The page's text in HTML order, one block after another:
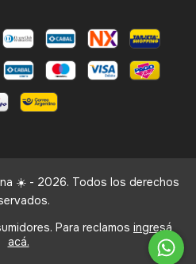
☀️ - 2026. Todos los derechos
Para reclamos ingresá
acá.